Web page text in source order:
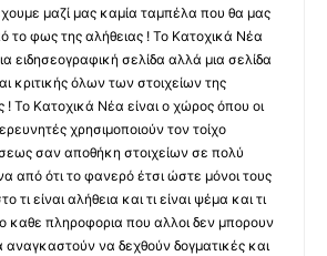
μαζί μας καμία ταμπέλα που θα μας
το φως της αλήθειας ! Το Κατοχικά Νέα
ειδησεογραφική σελίδα αλλά μια σελίδα
κριτικής όλων των στοιχείων της
! Το Κατοχικά Νέα είναι ο χώρος όπου οι
χρησιμοποιούν τον τοίχο
σαν αποθήκη στοιχείων σε πολύ
από ότι το φανερό έτσι ώστε μόνοι τους
τι είναι αλήθεια και τι είναι ψέμα και τι
καθε πληροφορια που αλλοι δεν μπορουν
αναγκαστούν να δεχθούν δογματικές και